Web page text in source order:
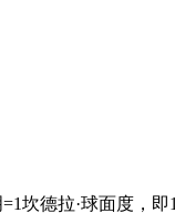
德拉·球面度，即